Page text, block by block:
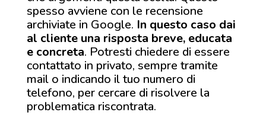
spesso avviene con le recensione
archiviate in Google. In questo caso dai
al cliente una risposta breve, educata
e concreta. Potresti chiedere di essere
contattato in privato, sempre tramite
mail o indicando il tuo numero di
telefono, per cercare di risolvere la
problematica riscontrata.